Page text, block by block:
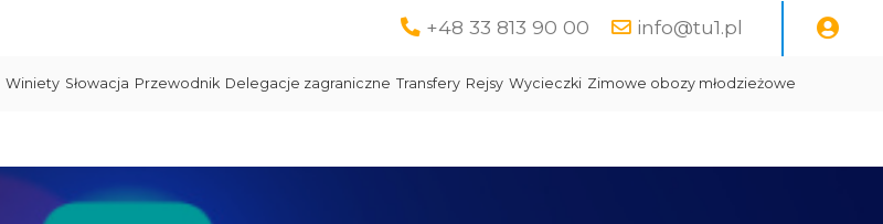
+48 33 813 90 00 info@tu1.pl
Winiety Słowacja Przewodnik Delegacje zagraniczne Transfery Rejsy Wycieczki Zimowe obozy młodzieżowe